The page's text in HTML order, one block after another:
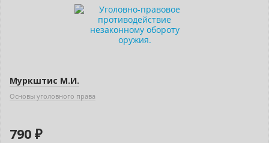
Муркштис М.И.
Основы уголовного права
790 ₽